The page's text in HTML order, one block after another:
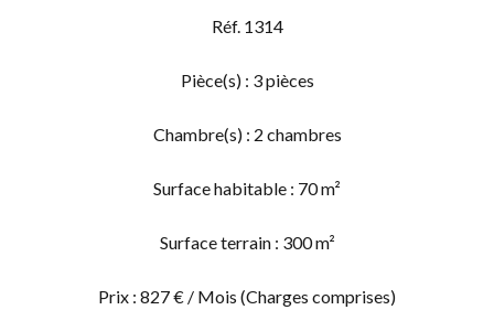
Réf. 1314
Pièce(s) : 3 pièces
Chambre(s) : 2 chambres
Surface habitable : 70 m²
Surface terrain : 300 m²
Prix : 827 € / Mois (Charges comprises)